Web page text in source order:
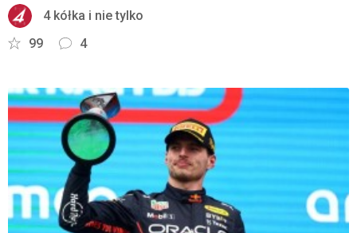
4 kółka i nie tylko
99
4